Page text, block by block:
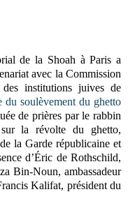
de la Shoah à Paris a
avec la Commission
institutions juives de
du soulèvement du ghetto
de prières par le rabbin
la révolte du ghetto,
la Garde républicaine et
d’Éric de Rothschild,
Bin-Noun, ambassadeur
Kalifat, président du